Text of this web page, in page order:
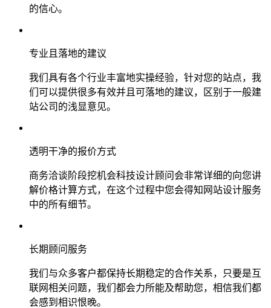
的信心。
专业且落地的建议
我们具有各个行业丰富地实操经验，针对您的站点，我
们可以提供很多有效并且可落地的建议，区别于一般建
站公司的浅显意见。
透明干净的报价方式
商务洽谈阶段挖机会科技设计顾问会非常详细的向您讲
解价格计算方式，在这个过程中您会得知网站设计服务
中的所有细节。
长期顾问服务
我们与众多客户都保持长期稳定的合作关系，只要是互
联网相关问题，我们都会力所能及帮助您，相信我们都
会感到相识恨晚。